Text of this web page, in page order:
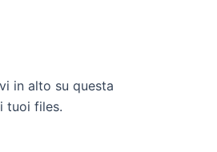
in alto su questa
tuoi files.